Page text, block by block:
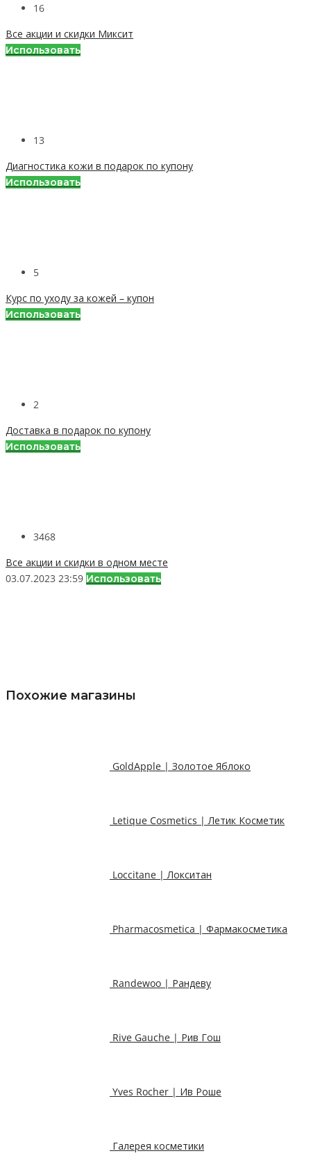
16
Все акции и скидки Миксит
Использовать
13
Диагностика кожи в подарок по купону
Использовать
5
Курс по уходу за кожей – купон
Использовать
2
Доставка в подарок по купону
Использовать
3468
Все акции и скидки в одном месте
03.07.2023 23:59 Использовать
Похожие магазины
GoldApple | Золотое Яблоко
Letique Cosmetics | Летик Косметик
Loccitane | Локситан
Pharmacosmetica | Фармакосметика
Randewoo | Рандеву
Rive Gauche | Рив Гош
Yves Rocher | Ив Роше
Галерея косметики